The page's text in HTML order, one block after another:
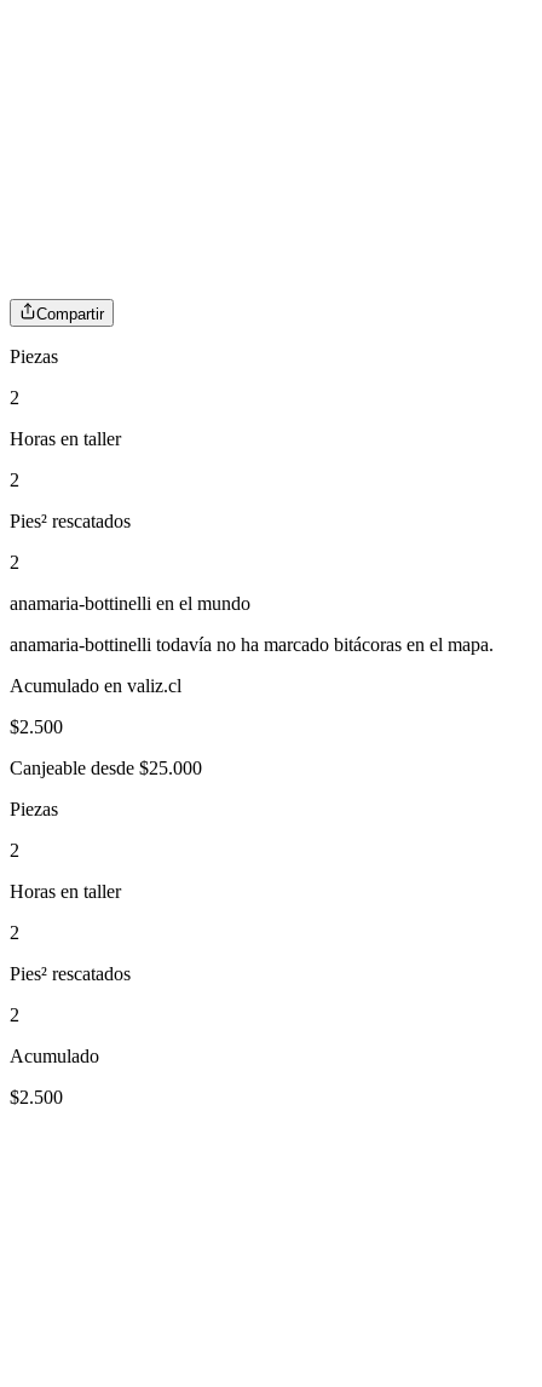
Compartir
Piezas
2
Horas en taller
2
Pies² rescatados
2
anamaria-bottinelli en el mundo
anamaria-bottinelli todavía no ha marcado bitácoras en el mapa.
Acumulado en valiz.cl
$2.500
Canjeable desde $25.000
Piezas
2
Horas en taller
2
Pies² rescatados
2
Acumulado
$2.500